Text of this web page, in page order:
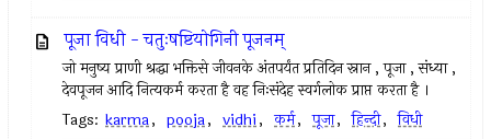
पूजा विधी - चतुःषष्टियोगिनी पूजनम्
जो मनुष्य प्राणी श्रद्धा भक्तिसे जीवनके अंतपर्यंत प्रतिदिन स्नान , पूजा , संध्या ,
देवपूजन आदि नित्यकर्म करता है वह निःसंदेह स्वर्गलोक प्राप्त करता है ।
Tags: karma, pooja, vidhi, कर्म, पूजा, हिन्दी, विधी